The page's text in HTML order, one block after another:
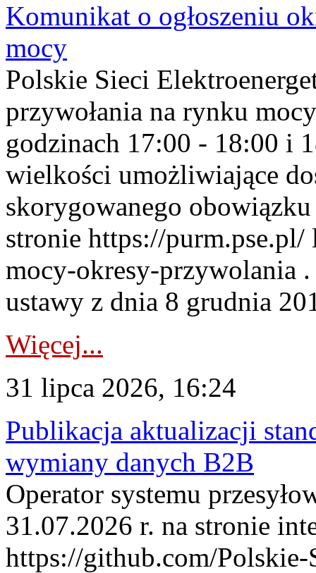
Komunikat o ogłoszeniu
mocy
Polskie Sieci
przywołania na rynku
godzinach 17:00 - 18:00 i
wielkości umożliwiające
skorygowanego
stronie https://
mocy-okresy-przywolania
ustawy z dnia 8 grudnia
Więcej...
31 lipca 2026, 16:24
Publikacja aktualizacji
wymiany danych B2B
Operator systemu
31.07.2026 r. na stronie
https://github.com/Polskie-